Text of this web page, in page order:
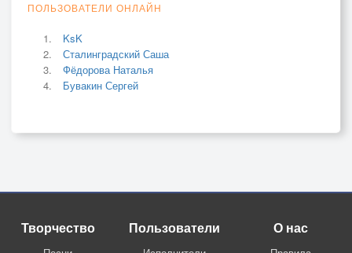
ПОЛЬЗОВАТЕЛИ ОНЛАЙН
KsK
Сталинградский Саша
Фёдорова Наталья
Бувакин Сергей
Творчество Пользователи О нас